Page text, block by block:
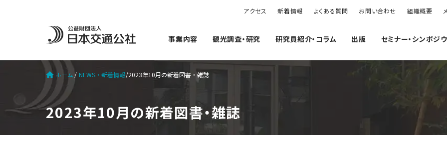
アクセス 新着情報 よくある質問 お問い合わせ 組織概要
事業内容 観光調査・研究 研究員紹介・コラム 出版 セミナー・シンポジ
ホーム NEWS・新着情報 2023年10月の新着図書・雑誌
2023年10月の新着図書・雑誌